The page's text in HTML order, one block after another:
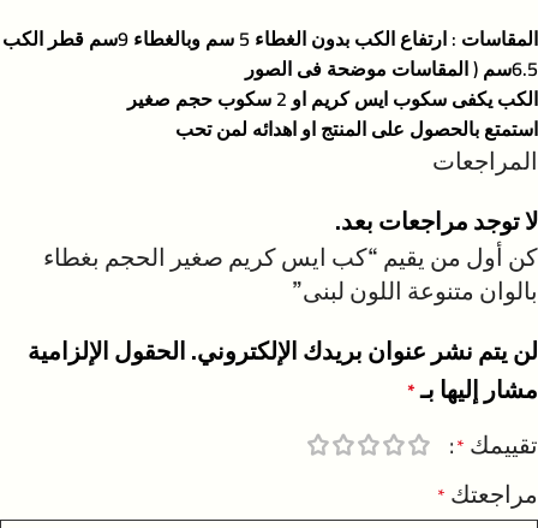
المقاسات : ارتفاع الكب بدون الغطاء 5 سم وبالغطاء 9سم قطر الكب
6.5سم ( المقاسات موضحة فى الصور
الكب يكفى سكوب ايس كريم او 2 سكوب حجم صغير
استمتع بالحصول على المنتج او اهدائه لمن تحب
المراجعات
لا توجد مراجعات بعد.
كن أول من يقيم “كب ايس كريم صغير الحجم بغطاء
بالوان متنوعة اللون لبنى”
لن يتم نشر عنوان بريدك الإلكتروني.الحقول الإلزامية
مشار إليها بـ*
تقييمك *
مراجعتك *